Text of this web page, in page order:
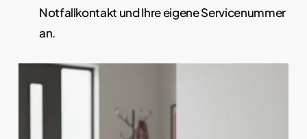
Notfallkontakt und Ihre eigene Servicenummer
an.